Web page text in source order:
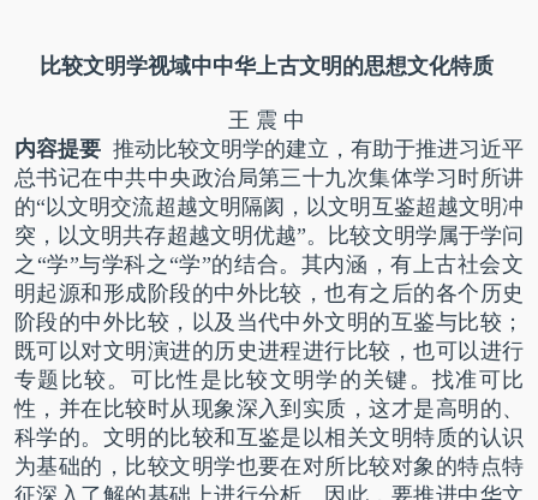
比较文明学视域中中华上古文明的思想文化特质
王 震 中
内容提要 推动比较文明学的建立，有助于推进习近平
总书记在中共中央政治局第三十九次集体学习时所讲
的“以文明交流超越文明隔阂，以文明互鉴超越文明冲
突，以文明共存超越文明优越”。比较文明学属于学问
之“学”与学科之“学”的结合。其内涵，有上古社会文
明起源和形成阶段的中外比较，也有之后的各个历史
阶段的中外比较，以及当代中外文明的互鉴与比较；
既可以对文明演进的历史进程进行比较，也可以进行
专题比较。可比性是比较文明学的关键。找准可比
性，并在比较时从现象深入到实质，这才是高明的、
科学的。文明的比较和互鉴是以相关文明特质的认识
为基础的，比较文明学也要在对所比较对象的特点特
征深入了解的基础上进行分析。因此，要推进中华文